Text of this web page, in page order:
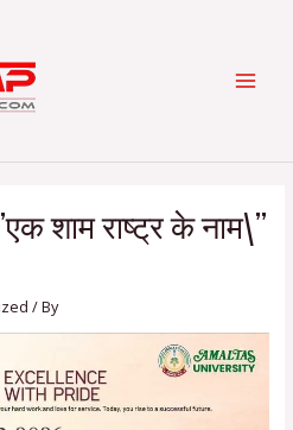
शाम राष्ट्र के नाम\”
/ By